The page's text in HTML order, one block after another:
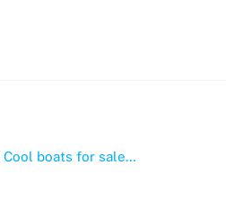
Cool boats for sale…